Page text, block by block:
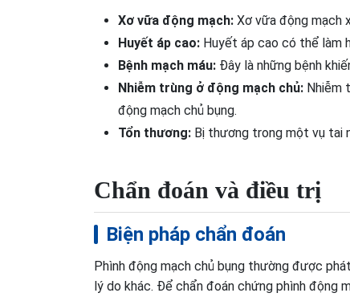
Xơ vữa động mạch: Xơ vữa động mạch
Huyết áp cao: Huyết áp cao có thể làm
Bệnh mạch máu: Đây là những bệnh
Nhiễm trùng ở động mạch chủ: Nhiễm
động mạch chủ bụng.
Tổn thương: Bị thương trong một vụ tai
Chẩn đoán và điều trị
Biện pháp chẩn đoán
Phình động mạch chủ bụng thường được
lý do khác. Để chẩn đoán chứng phình động